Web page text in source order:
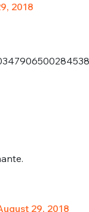
2018
29, 2018